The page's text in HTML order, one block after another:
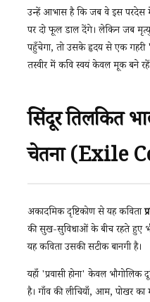
उन्हें आभास है कि जब वे इस परदेस में
पर दो फूल डाल देंगे। लेकिन जब
पहुँचेगा, तो उसके हृदय से एक गहरी
तस्वीर में कवि स्वयं केवल मूक बने
सिंदूर तिलकित
चेतना (Exile
अकादमिक दृष्टिकोण से यह कविता
की सुख-सुविधाओं के बीच रहते हुए
यह कविता उसकी सटीक बानगी है।
यहाँ 'प्रवासी होना' केवल भौगोलिक
है। गाँव की लीचियाँ, आम, पोखर